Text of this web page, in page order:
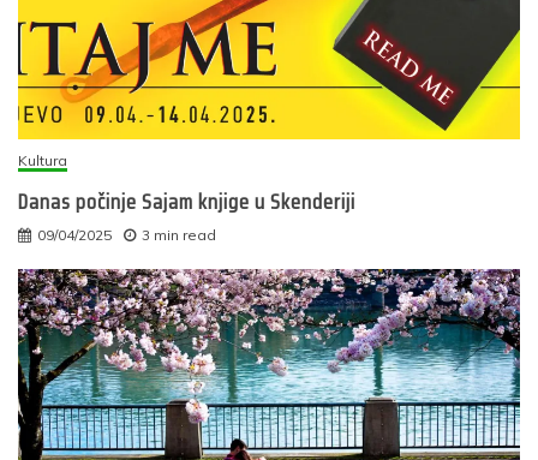
Kultura
Danas počinje Sajam knjige u Skenderiji
09/04/2025 3 min read